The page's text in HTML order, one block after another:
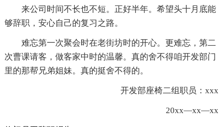
来公司时间不长也不短。正好半年。希望头十月底能
够辞职，安心自己的复习之路。
难忘第一次聚会时在老街坊时的开心。更难忘，第二
次曹课请客，做客家中时的温馨。真的舍不得咱开发部门
里的那帮兄弟姐妹。真的挺舍不得的。
开发部座椅二组职员：xxx
20xx—xx—xx